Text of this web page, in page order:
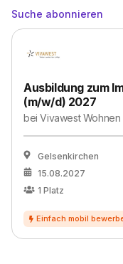
Suche abonnieren
Ausbildung zum
(m/w/d) 2027
beiVivawest Wohnen
Gelsenkirchen
15.08.2027
1 Platz